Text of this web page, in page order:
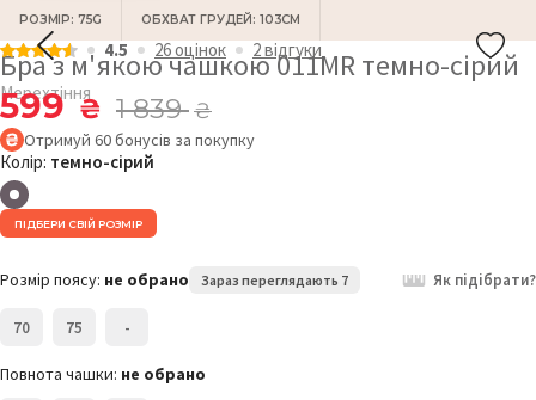
РОЗМІР: 75G ОБХВАТ ГРУДЕЙ: 103СМ
4.5 26 оцiнок 2 відгуки
Бра з м'якою чашкою 011MR темно-сірий
Мерехтіння
599 ₴ 1 839₴
Отримуй 60бонусів за покупку
Колір: темно-сірий
ПІДБЕРИ СВІЙ РОЗМІР
Розмір поясу: не обрано Зараз переглядають 7 Як підібрати?
70 75 -
Повнота чашки: не обрано